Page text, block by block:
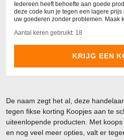
Iedereen heeft behoefte aan goede
deze code kun je tegen een lagere
uw goederen zonder problemen. Maak
Aantal keren gebruikt: 18
KRIJG EEN
De naam zegt het al, deze
tegen fikse korting Koopjes aan te
uiteenlopende producten. Met
en nog veel meer opties, valt er